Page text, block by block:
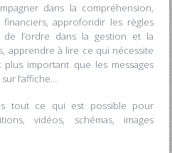
dans la compréhension,
approfondir les règles
l’ordre dans la gestion et la
apprendre à lire ce qui nécessite
important que les messages
l’affiche…
tout ce qui est possible pour
vidéos, schémas, images